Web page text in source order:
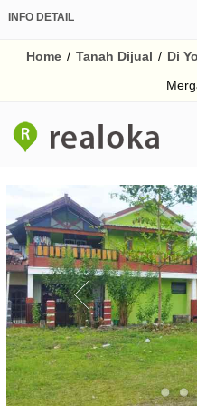
INFO DETAIL
Home / Tanah Dijual / Di